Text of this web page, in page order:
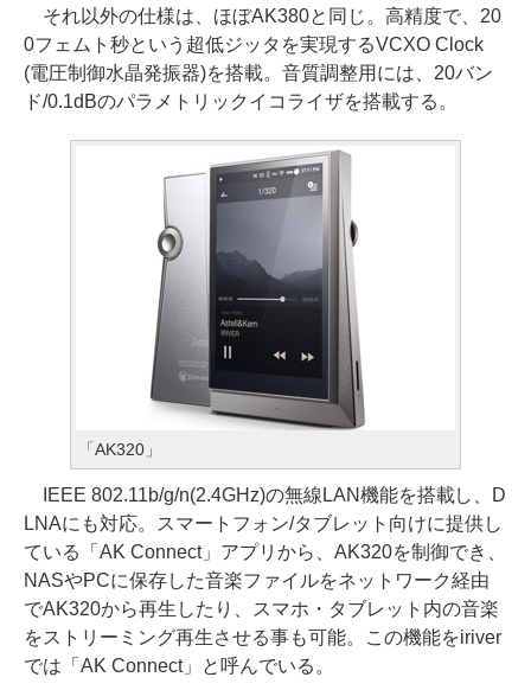
それ以外の仕様は、ほぼAK380と同じ。高精度で、20
0フェムト秒という超低ジッタを実現するVCXO Clock
(電圧制御水晶発振器)を搭載。音質調整用には、20バン
ド/0.1dBのパラメトリックイコライザを搭載する。
「AK320」
IEEE 802.11b/g/n(2.4GHz)の無線LAN機能を搭載し、D
LNAにも対応。スマートフォン/タブレット向けに提供し
ている「AK Connect」アプリから、AK320を制御でき、
NASやPCに保存した音楽ファイルをネットワーク経由
でAK320から再生したり、スマホ・タブレット内の音楽
をストリーミング再生させる事も可能。この機能をiriver
では「AK Connect」と呼んでいる。